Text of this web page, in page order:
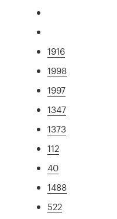
1916
1998
1997
1347
1373
112
40
1488
522